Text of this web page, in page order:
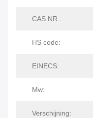
CAS NR.:
HS code:
EINECS:
Mw:
Verschijning: